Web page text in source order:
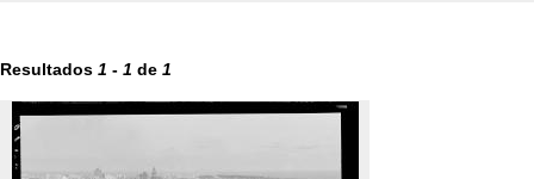
Resultados 1 - 1 de 1